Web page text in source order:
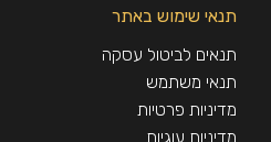
תנאי שימוש באתר
תנאים לביטול עסקה
תנאי משתמש
מדיניות פרטיות
מדיניות עוגיות